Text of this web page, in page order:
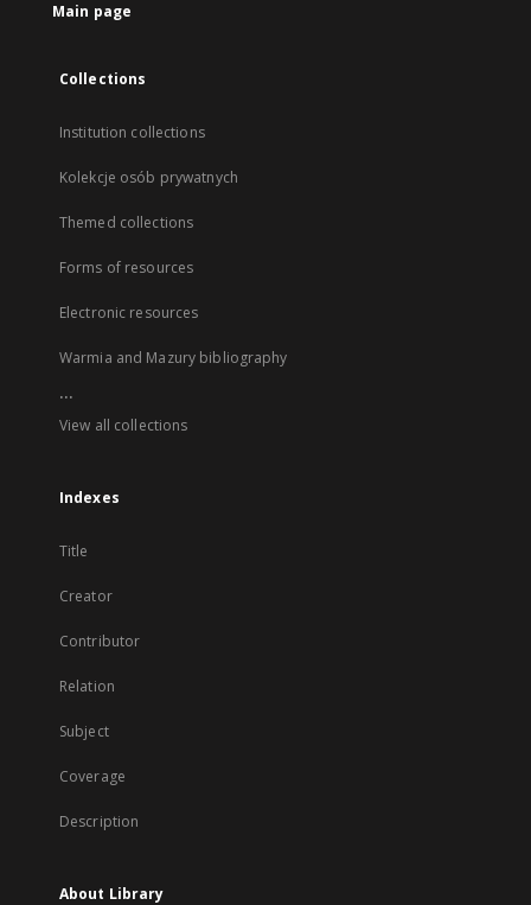
Main page
Collections
Institution collections
Kolekcje osób prywatnych
Themed collections
Forms of resources
Electronic resources
Warmia and Mazury bibliography
...
View all collections
Indexes
Title
Creator
Contributor
Relation
Subject
Coverage
Description
About Library